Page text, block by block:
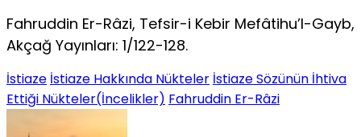
Fahruddin Er-Râzi, Tefsir-i Kebir Mefâtihu’l-Gayb,
Akçağ Yayınları: 1/122-128.
İstiaze İstiaze Hakkında Nükteler İstiaze Sözünün İhtiva
Ettiği Nükteler(İncelikler) Fahruddin Er-Râzi